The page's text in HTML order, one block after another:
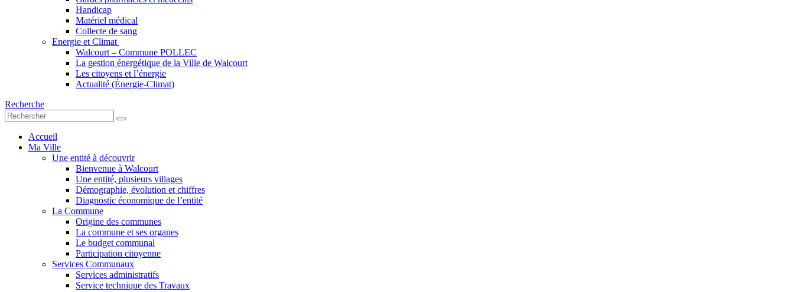
Handicap
Matériel médical
Collecte de sang
Energie et Climat
Walcourt – Commune POLLEC
La gestion énergétique de la Ville de Walcourt
Les citoyens et l’énergie
Actualité (Énergie-Climat)
Recherche
Accueil
Ma Ville
Une entité à découvrir
Bienvenue à Walcourt
Une entité, plusieurs villages
Démographie, évolution et chiffres
Diagnostic économique de l’entité
La Commune
Origine des communes
La commune et ses organes
Le budget communal
Participation citoyenne
Services Communaux
Services administratifs
Service technique des Travaux